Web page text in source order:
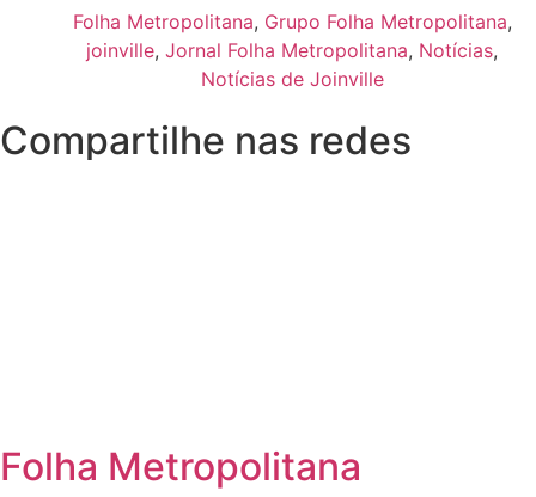
Folha Metropolitana, Grupo Folha Metropolitana,
joinville, Jornal Folha Metropolitana, Notícias,
Notícias de Joinville
Compartilhe nas redes
Folha Metropolitana